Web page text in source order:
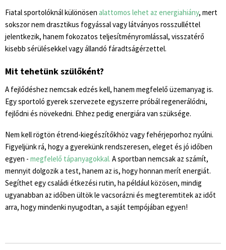
Fiatal sportolóknál különösen alattomos lehet az energiahiány, mert
sokszor nem drasztikus fogyással vagy látványos rosszulléttel
jelentkezik, hanem fokozatos teljesítményromlással, visszatérő
kisebb sérülésekkel vagy állandó fáradtságérzettel.
Mit tehetünk szülőként?
A fejlődéshez nemcsak edzés kell, hanem megfelelő üzemanyag is.
Egy sportoló gyerek szervezete egyszerre próbál regenerálódni,
fejlődni és növekedni. Ehhez pedig energiára van szüksége.
Nem kell rögtön étrend-kiegészítőkhöz vagy fehérjeporhoz nyúlni.
Figyeljünk rá, hogy a gyerekünk rendszeresen, eleget és jó időben
egyen - megfelelő tápanyagokkal. A sportban nemcsak az számít,
mennyit dolgozik a test, hanem az is, hogy honnan merít energiát.
Segíthet egy családi étkezési rutin, ha például közösen, mindig
ugyanabban az időben ültök le vacsorázni és megteremtitek az időt
arra, hogy mindenki nyugodtan, a saját tempójában egyen!